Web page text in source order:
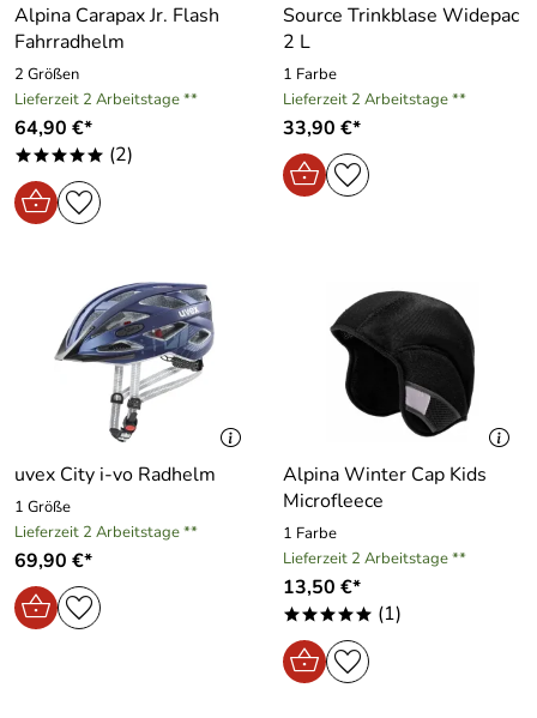
Alpina Carapax Jr. Flash
Fahrradhelm
2 Größen
Lieferzeit 2 Arbeitstage **
64,90 €*
***** (2)
Source Trinkblase Widepac
2 L
1 Farbe
Lieferzeit 2 Arbeitstage **
33,90 €*
uvex City i-vo Radhelm
1 Größe
Lieferzeit 2 Arbeitstage **
69,90 €*
Alpina Winter Cap Kids
Microfleece
1 Farbe
Lieferzeit 2 Arbeitstage **
13,50 €*
***** (1)